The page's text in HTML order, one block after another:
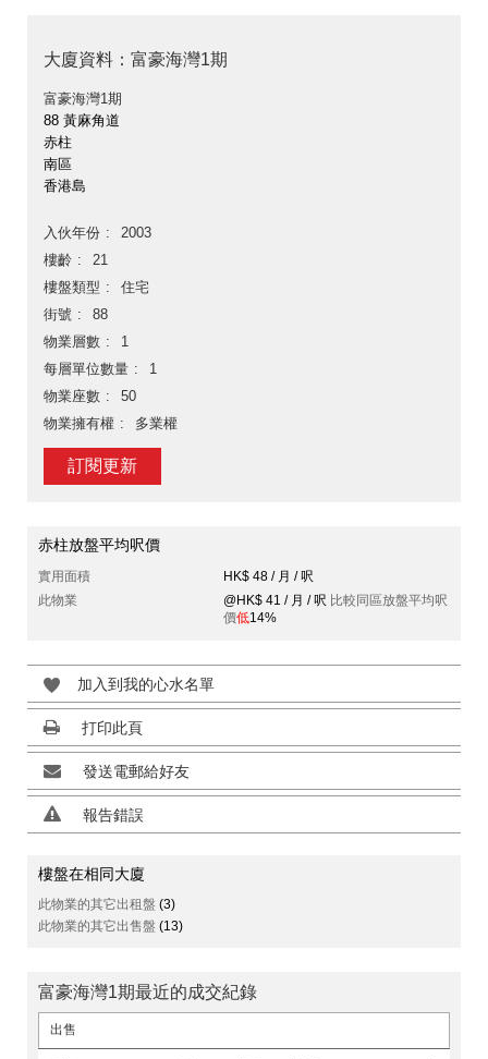
大廈資料：富豪海灣1期
富豪海灣1期
88 黃麻角道
赤柱
南區
香港島
入伙年份
2003
樓齡
21
樓盤類型
住宅
街號
88
物業層數
1
每層單位數量
1
物業座數
50
物業擁有權
多業權
訂閱更新
赤柱放盤平均呎價
實用面積
HK$ 48 / 月 / 呎
此物業
@HK$ 41 / 月 / 呎 比較同區放盤平均呎
價低14%
加入到我的心水名單
打印此頁
發送電郵給好友
報告錯誤
樓盤在相同大廈
此物業的其它出租盤 (3)
此物業的其它出售盤 (13)
富豪海灣1期最近的成交紀錄
出售